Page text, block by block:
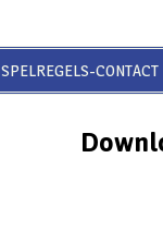
SPELREGELS-CONTACT